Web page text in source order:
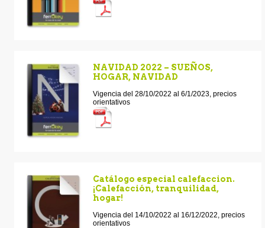
NAVIDAD 2022 – SUEÑOS,
HOGAR, NAVIDAD
Vigencia del 28/10/2022 al 6/1/2023, precios
orientativos
Catálogo especial calefaccion.
¡Calefacción, tranquilidad,
hogar!
Vigencia del 14/10/2022 al 16/12/2022, precios
orientativos